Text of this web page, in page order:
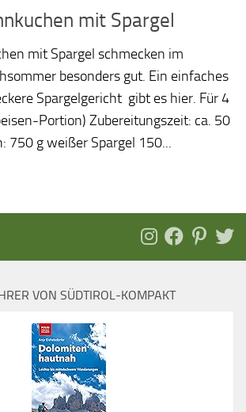
mit Spargel
mit Spargel schmecken im
besonders gut. Ein einfaches
Spargelgericht gibt es hier. Für 4
Portion) Zubereitungszeit: ca. 50
750 g weißer Spargel 150...
VON SÜDTIROL-KOMPAKT